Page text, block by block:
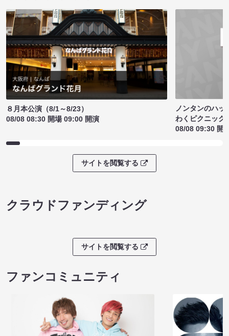
８月本公演（8/1～8/23）
08/08 08:30 開場 09:00 開演
ノンタンのハッ
わくピクニック
08/08 09:30 開
サイトを閲覧する
クラウドファンディング
サイトを閲覧する
ファンコミュニティ